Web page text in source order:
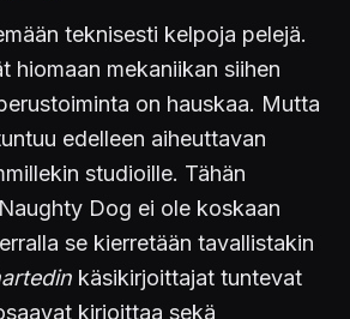
teknisesti kelpoja pelejä.
hiomaan mekaniikan siihen
on hauskaa. Mutta
edelleen aiheuttavan
studioille. Tähän
Dog ei ole koskaan
se kierretään tavallistakin
käsikirjoittajat tuntevat
kirjoittaa sekä